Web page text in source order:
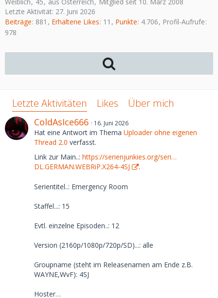
Letzte Aktivität: 27. Juni 2026
Beiträge 881 Erhaltene Likes 11 Punkte 4.706
Profil-Aufrufe
978
Letzte Aktivitäten Likes Über mich
ColdAsIce666 16. Juni 2026
Hat eine Antwort im Thema Uploader ohne eigenen
Thread 2.0 verfasst.
Link zur Main..: https://serienjunkies.org/seri…
DL.GERMAN.WEBRiP.X264-4SJ
.
Serientitel..: Emergency Room
Staffel...: 15
Evtl. einzelne Episoden..: 12
Version (2160p/1080p/720p/SD)...: alle
Groupname (steht im Releasenamen am Ende z.B.
WAYNE,WvF): 4SJ
Hoster…